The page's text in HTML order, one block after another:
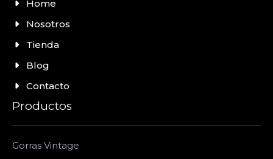
Home
Nosotros
Tienda
Blog
Contacto
Productos
Gorras Vintage